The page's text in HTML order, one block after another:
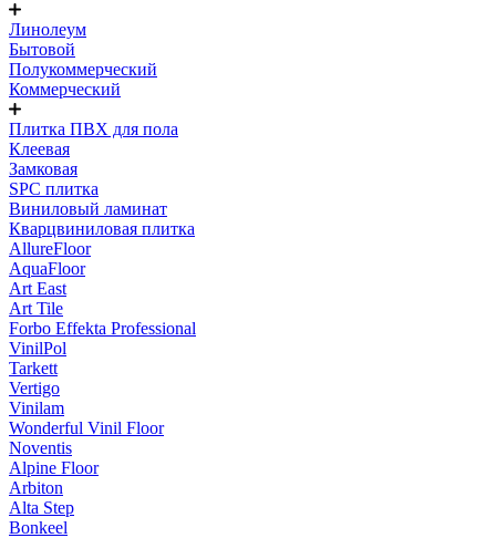
Линолеум
Бытовой
Полукоммерческий
Коммерческий
Плитка ПВХ для пола
Клеевая
Замковая
SPC плитка
Виниловый ламинат
Кварцвиниловая плитка
AllureFloor
AquaFloor
Art East
Art Tile
Forbo Effekta Professional
VinilPol
Tarkett
Vertigo
Vinilam
Wonderful Vinil Floor
Noventis
Alpine Floor
Arbiton
Alta Step
Bonkeel